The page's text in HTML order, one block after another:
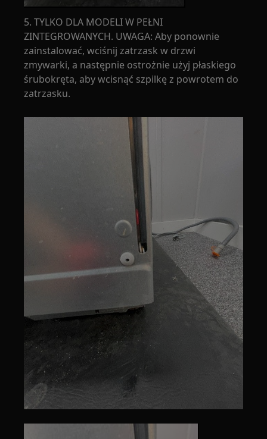
5. TYLKO DLA MODELI W PEŁNI
ZINTEGROWANYCH. UWAGA: Aby ponownie
zainstalować, wciśnij zatrzask w drzwi
zmywarki, a następnie ostrożnie użyj płaskiego
śrubokręta, aby wcisnąć szpilkę z powrotem do
zatrzasku.